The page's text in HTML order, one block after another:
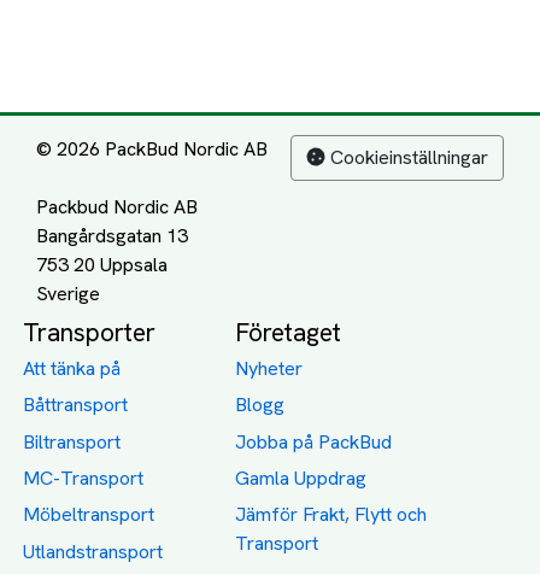
© 2026 PackBud Nordic AB
Packbud Nordic AB
Bangårdsgatan 13
753 20 Uppsala
Cookieinställningar
Transporter
Att tänka på
Båttransport
Biltransport
MC-Transport
Möbeltransport
Utlandstransport
Företaget
Nyheter
Blogg
Jobba på PackBud
Gamla Uppdrag
Jämför Frakt, Flytt och
Transport